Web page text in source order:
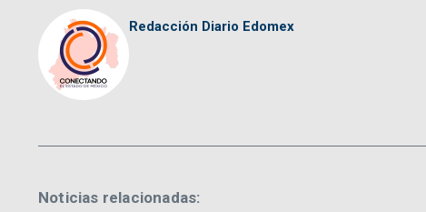
Redacción Diario Edomex
Noticias relacionadas: